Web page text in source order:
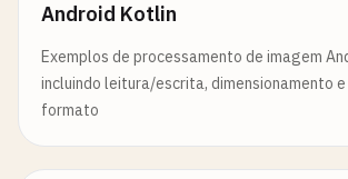
Android Kotlin
Exemplos de processamento de imagem
incluindo leitura/escrita, dimensionamento
formato